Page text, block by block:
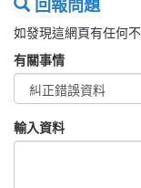
回報問題
如發現這網頁有任何
有關事情
輸入資料